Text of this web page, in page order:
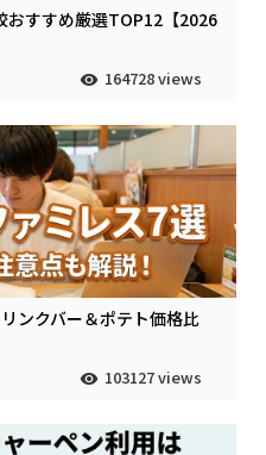
おすすめ厳選TOP12【2026
164728 views
ンクバー＆ポテト価格比
103127 views